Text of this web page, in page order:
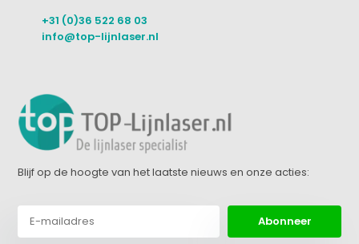
+31 (0)36 522 68 03
info@top-lijnlaser.nl
Blijf op de hoogte van het laatste nieuws en onze acties:
Abonneer